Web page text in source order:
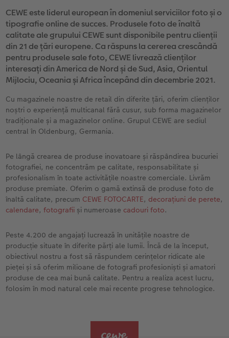
Cum funcționează
CEWE FOTOCARTE Kids
CEWE FOTOCARTE Art Collection
Dimensiunea imaginii
Poster Premium
Art Prints
Fotografii standard
Cutii cu fotografii
Set fotografii
Fotosticker
Instant Foto
Galerie foto
Fotografie pe Forex
Panou de întâmpinare nuntă
Baghete pentru poster
Hexxas
Fotografie pe lemn
Decorațiuni de perete din mai multe părți
Colaje foto
Fotografii retro XXL
Lumea animalelor de companie
Rechizite școlare și de birou
Cutii de cadou
Textile
Art Prints
Calendare foto
CEWE FOTOCARTE Kids
Idei cadouri unice
Idei de cadouri pentru cei dragi
Interviuri
Călătorie
Nuntă
Absolvire
CEWE este liderul european în domeniul serviciilor foto și o
tipografie online de succes. Produsele foto de înaltă
calitate ale grupului CEWE sunt disponibile pentru clienții
din 21 de țări europene. Ca răspuns la cererea crescândă
pentru produsele sale foto, CEWE livrează clienților
interesați din America de Nord și de Sud, Asia, Orientul
Mijlociu, Oceania și Africa începând din decembrie 2021.
Cu magazinele noastre de retail din diferite țări, oferim clienților
noștri o experiență multicanal fără cusur, sub forma magazinelor
tradiționale și a magazinelor online. Grupul CEWE are sediul
central în Oldenburg, Germania.
Pe lângă crearea de produse inovatoare și răspândirea bucuriei
fotografiei, ne concentrăm pe calitate, responsabilitate și
profesionalism în toate activitățile noastre comerciale. Livrăm
produse premiate. Oferim o gamă extinsă de produse foto de
înaltă calitate, precum CEWE FOTOCARTE, decorațiuni de perete,
calendare,fotografii și numeroase cadouri foto.
Peste 4.200 de angajați lucrează în unitățile noastre de
producție situate în diferite părți ale lumii. Încă de la început,
obiectivul nostru a fost să răspundem cerințelor ridicate ale
pieței și să oferim milioane de fotografi profesioniști și amatori
produse de cea mai bună calitate. Pentru a realiza acest lucru,
folosim în mod natural cele mai recente progrese tehnologice.